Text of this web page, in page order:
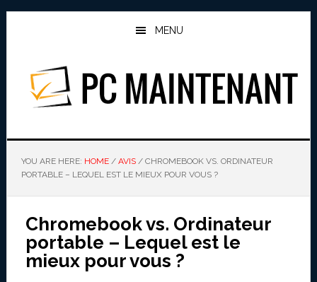
Skip
Skip
MENU
PC MAINTENANT
YOU ARE HERE: HOME / AVIS /CHROMEBOOK VS. ORDINATEUR
PORTABLE – LEQUEL EST LE MIEUX POUR VOUS ?
Chromebook vs. Ordinateur
portable – Lequel est le
mieux pour vous ?